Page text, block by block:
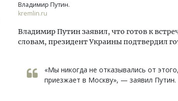
Владимир Путин.
kremlin.ru
Владимир Путин заявил, что готов к
словам, президент Украины подтвердил
«Мы никогда не отказывались от
приезжает в Москву», — заявил Путин.